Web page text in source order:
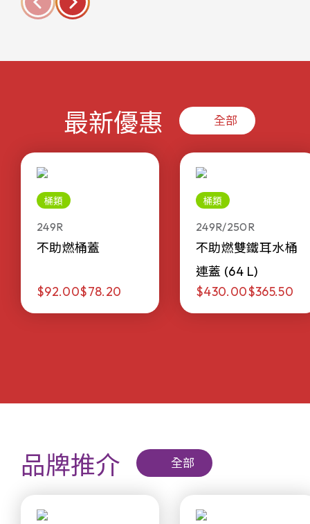
最新優惠 全部
桶類
249R
不助燃桶蓋
$92.00$78.20
桶類
249R/250R
不助燃雙鐵耳水桶
連蓋 (64 L)
$430.00$365.50
品牌推介 全部